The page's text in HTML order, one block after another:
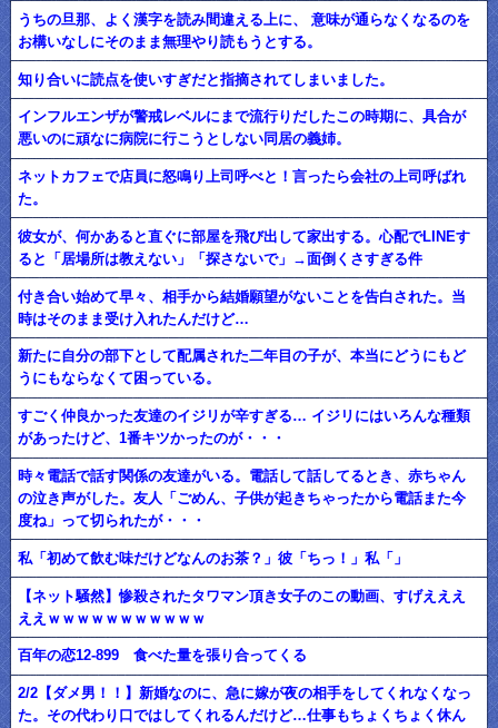
うちの旦那、よく漢字を読み間違える上に、 意味が通らなくなるのを
お構いなしにそのまま無理やり読もうとする。
知り合いに読点を使いすぎだと指摘されてしまいました。
インフルエンザが警戒レベルにまで流行りだしたこの時期に、具合が
悪いのに頑なに病院に行こうとしない同居の義姉。
ネットカフェで店員に怒鳴り上司呼べと！言ったら会社の上司呼ばれ
た。
彼女が、何かあると直ぐに部屋を飛び出して家出する。心配でLINEす
ると「居場所は教えない」「探さないで」→面倒くさすぎる件
付き合い始めて早々、相手から結婚願望がないことを告白された。当
時はそのまま受け入れたんだけど…
新たに自分の部下として配属された二年目の子が、本当にどうにもど
うにもならなくて困っている。
すごく仲良かった友達のイジリが辛すぎる… イジリにはいろんな種類
があったけど、1番キツかったのが・・・
時々電話で話す関係の友達がいる。電話して話してるとき、赤ちゃん
の泣き声がした。友人「ごめん、子供が起きちゃったから電話また今
度ね」って切られたが・・・
私「初めて飲む味だけどなんのお茶？」彼「ちっ！」私「」
【ネット騒然】惨殺されたタワマン頂き女子のこの動画、すげえええ
ええｗｗｗｗｗｗｗｗｗｗｗ
百年の恋12-899 食べた量を張り合ってくる
2/2【ダメ男！！】新婚なのに、急に嫁が夜の相手をしてくれなくなっ
た。その代わり口ではしてくれるんだけど…仕事もちょくちょく休ん